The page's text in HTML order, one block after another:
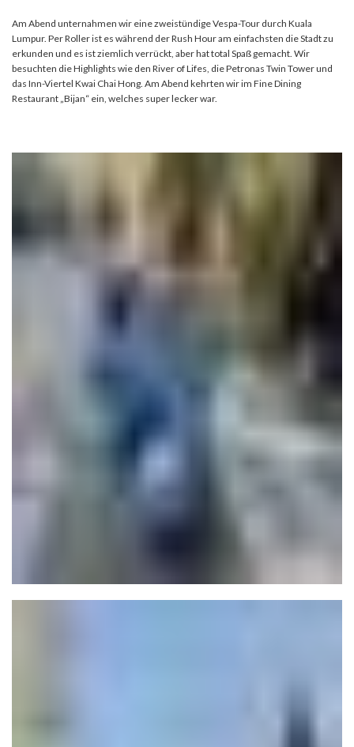
Am Abend unternahmen wir eine zweistündige Vespa-Tour durch Kuala
Lumpur. Per Roller ist es während der Rush Hour am einfachsten die Stadt zu
erkunden und es ist ziemlich verrückt, aber hat total Spaß gemacht. Wir
besuchten die Highlights wie den River of Lifes, die Petronas Twin Tower und
das Inn-Viertel Kwai Chai Hong. Am Abend kehrten wir im Fine Dining
Restaurant „Bijan“ ein, welches super lecker war.